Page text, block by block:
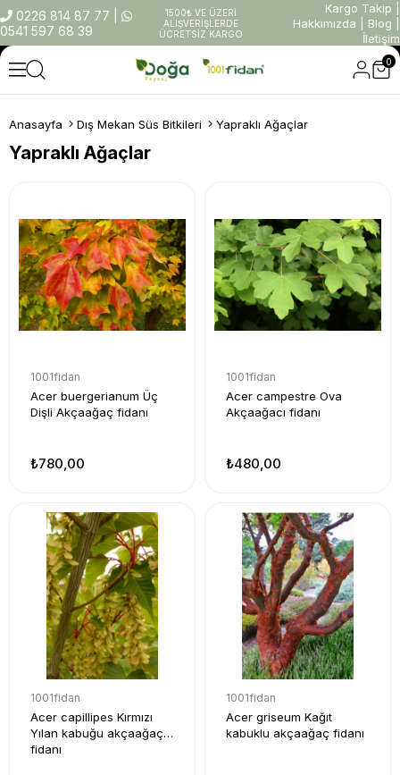
0226 814 87 77
0541 597 68 39
1500₺ VE ÜZERİ
ALIŞVERİŞLERDE
ÜCRETSİZ KARGO
Kargo Takip
Hakkımızda
Blog
İletişim
0
Anasayfa Dış Mekan Süs Bitkileri Yapraklı Ağaçlar
Yapraklı Ağaçlar
1001fidan
Acer buergerianum Üç
Dişli Akçaağaç fidanı
₺780,00
1001fidan
Acer campestre Ova
Akçaağacı fidanı
₺480,00
1001fidan
Acer capillipes Kırmızı
Yılan kabuğu akçaağaç
fidanı
1001fidan
Acer griseum Kağıt
kabuklu akçaağaç fidanı